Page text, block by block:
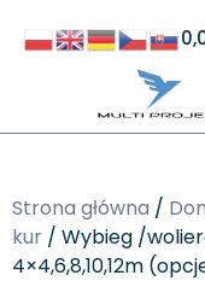
Strona główna /
kur / Wybieg /
4×4,6,8,10,12m